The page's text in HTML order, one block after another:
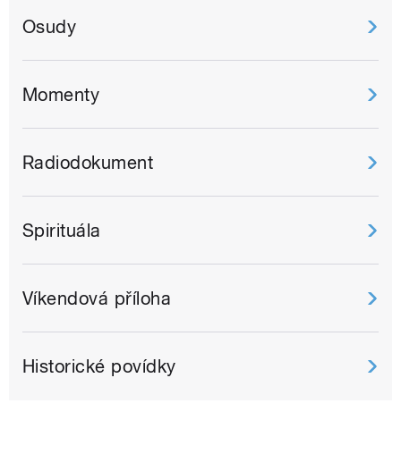
Osudy
Momenty
Radiodokument
Spirituála
Víkendová příloha
Historické povídky